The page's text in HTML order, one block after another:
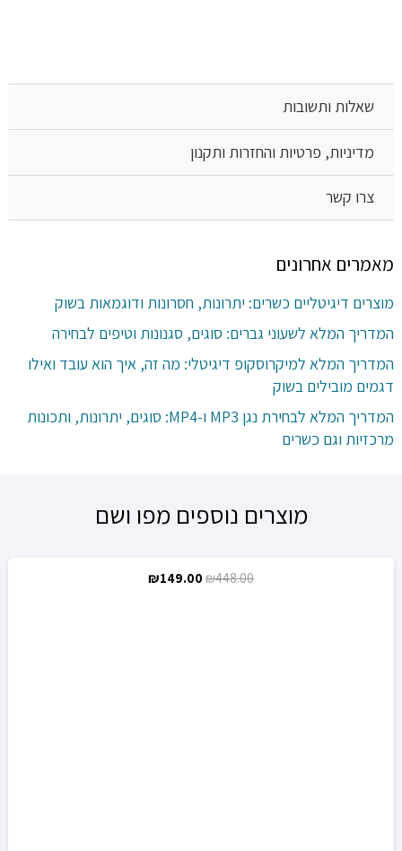
שאלות ותשובות
מדיניות, פרטיות והחזרות ותקנון
צרו קשר
מאמרים אחרונים
מוצרים דיגיטליים כשרים: יתרונות, חסרונות ודוגמאות בשוק
המדריך המלא לשעוני גברים: סוגים, סגנונות וטיפים לבחירה
המדריך המלא למיקרוסקופ דיגיטלי: מה זה, איך הוא עובד ואילו
דגמים מובילים בשוק
המדריך המלא לבחירת נגן MP3 ו-MP4: סוגים, יתרונות, ותכונות
מרכזיות וגם כשרים
מוצרים נוספים מפו ושם
₪448.00
המחיר ₪149.00
המחיר